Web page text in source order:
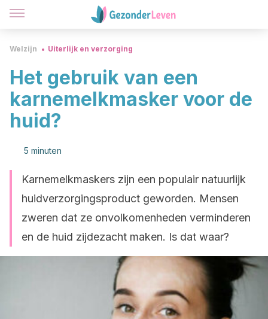
Welzijn Uiterlijk en verzorging
Het gebruik van een
karnemelkmasker voor de
huid?
5 minuten
Karnemelkmaskers zijn een populair natuurlijk
huidverzorgingsproduct geworden. Mensen
zweren dat ze onvolkomenheden verminderen
en de huid zijdezacht maken. Is dat waar?